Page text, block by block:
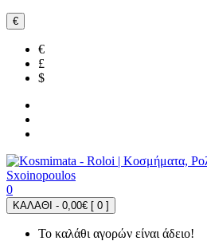
€
€
£
$
0
ΚΑΛΑΘΙ - 0,00€ [ 0 ]
Το καλάθι αγορών είναι άδειο!